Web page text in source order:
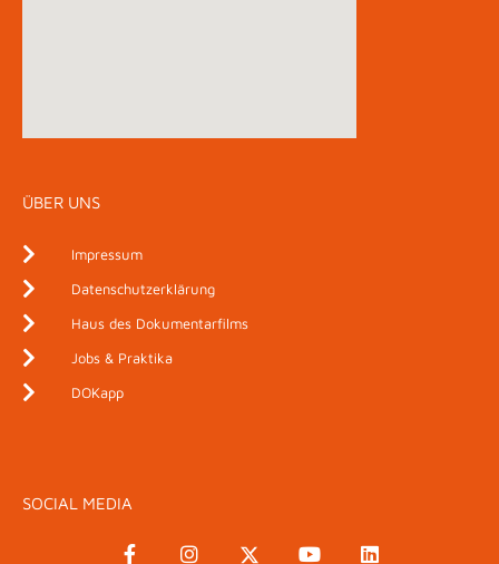
ÜBER UNS
Impressum
Datenschutzerklärung
Haus des Dokumentarfilms
Jobs & Praktika
DOKapp
SOCIAL MEDIA